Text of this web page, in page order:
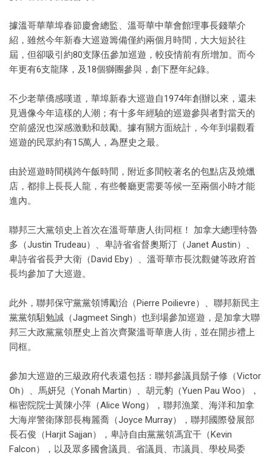
據溫哥華華埠春節慶會總監、溫哥華中華會館理事長錢華介
紹，雖然今年新春大巡遊籌備僅約兩個月時間，大大短於往
屆，但卻吸引約80支隊伍參加巡遊，較疫情前有所增加。而今
年更有6支龍隊，及18個獅團參與，創下歷年紀錄。
不少老華僑感嘆道，華埠新春大巡遊自1974年創辦以來，還未
見過像今年這樣的人潮；有十多年經驗的巡遊參與者對當天的
空前盛況也深感激動和鼓勵。據有關方面統計，今年到場觀看
巡遊的民眾約有15萬人，為歷史之最。
由於巡遊時間橫跨午飯時間，附近多間較著名的包點店及燒爉
店，都排上長長人龍，有些餐廳更需要等候一至兩個小時才能
進內。
聯邦三大黨領史上首次在溫哥華唐人街同框！ 加拿大總理特魯
多（Justin Trudeau）、卑詩省省督奧斯汀（Janet Austin）、
卑詩省省長尹大衛（David Eby）、溫哥華市長沈觀健等政府首
長均參加了大巡遊。
此外，聯邦保守黨黨領博勵治（Pierre Poilievre）、聯邦新民主
黨黨領駔勉誠（Jagmeet Singh）也到場參加巡遊，是加拿大聯
邦三大政黨黨領歷史上首次齊聚溫哥華唐人街，並在開步禮上
同框。
參加大巡遊的三級政府代表還包括：聯邦參議員鬍子修（Victor
Oh）、馬妍兒（Yonah Martin）、胡元豹（Yuen Pau Woo），
樞密院院士黃陳小萍（Alice Wong），聯邦漁業、海洋和加拿
大海岸警衛隊部長梅麗喬（Joyce Murray），聯邦國際發展部
長石俊（Harjit Sajjan），卑詩自由黨黨領馮宜干（Kevin
Falcon），以及眾多國會議員、省議員、市議員、學校局委